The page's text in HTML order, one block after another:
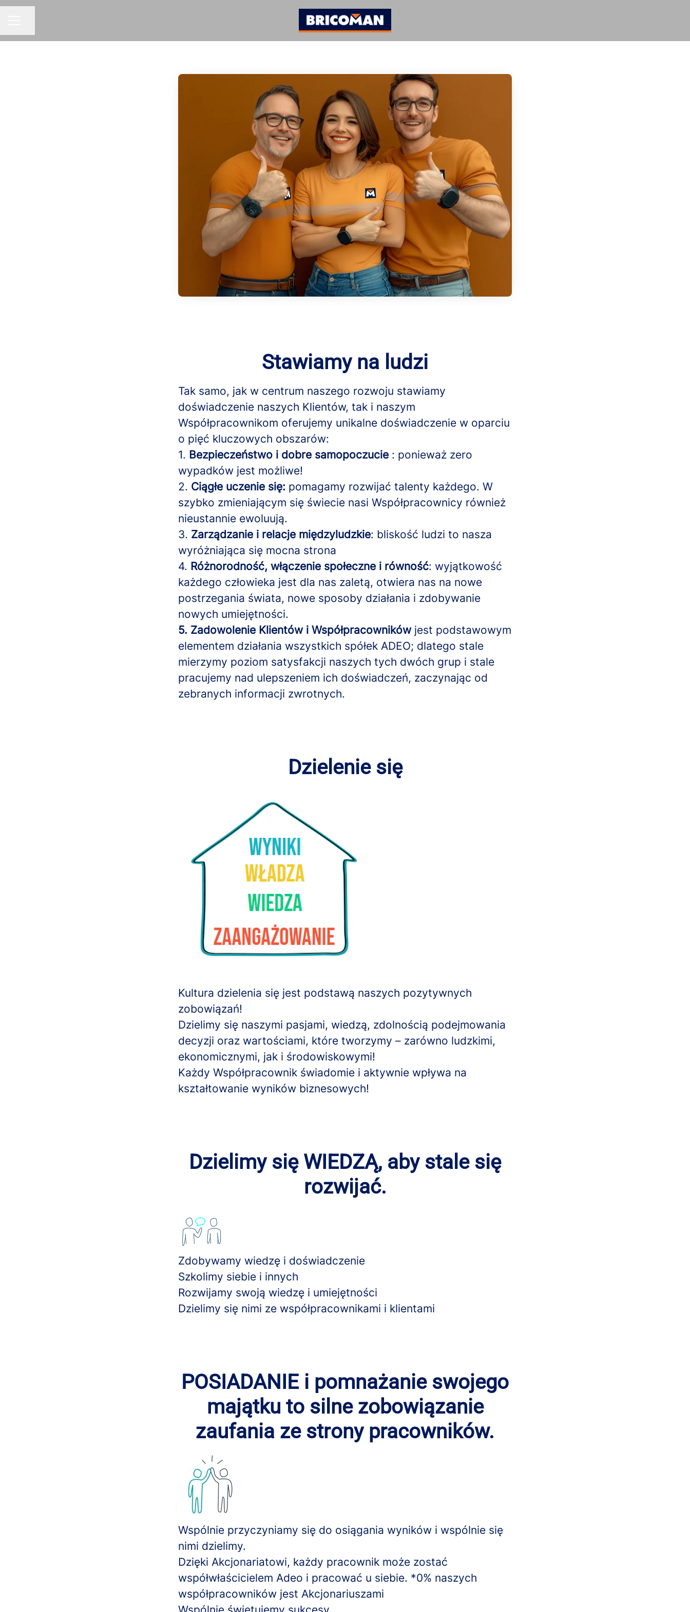
Stawiamy na ludzi
Tak samo, jak w centrum naszego rozwoju stawiamy
doświadczenie naszych Klientów, tak i naszym
Współpracownikom oferujemy unikalne doświadczenie w oparciu
o pięć kluczowych obszarów:
1. Bezpieczeństwo i dobre samopoczucie : ponieważ zero
wypadków jest możliwe!
2. Ciągłe uczenie się: pomagamy rozwijać talenty każdego. W
szybko zmieniającym się świecie nasi Współpracownicy również
nieustannie ewoluują.
3. Zarządzanie i relacje międzyludzkie: bliskość ludzi to nasza
wyróżniająca się mocna strona
4. Różnorodność, włączenie społeczne i równość: wyjątkowość
każdego człowieka jest dla nas zaletą, otwiera nas na nowe
postrzegania świata, nowe sposoby działania i zdobywanie
nowych umiejętności.
5. Zadowolenie Klientów i Współpracownikówjest podstawowym
elementem działania wszystkich spółek ADEO; dlatego stale
mierzymy poziom satysfakcji naszych tych dwóch grup i stale
pracujemy nad ulepszeniem ich doświadczeń, zaczynając od
zebranych informacji zwrotnych.
Dzielenie się
Kultura dzielenia się jest podstawą naszych pozytywnych
zobowiązań!
Dzielimy się naszymi pasjami, wiedzą, zdolnością podejmowania
decyzji oraz wartościami, które tworzymy – zarówno ludzkimi,
ekonomicznymi, jak i środowiskowymi!
Każdy Współpracownik świadomie i aktywnie wpływa na
kształtowanie wyników biznesowych!
Dzielimy się WIEDZĄ, aby stale się
rozwijać.
Zdobywamy wiedzę i doświadczenie
Szkolimy siebie i innych
Rozwijamy swoją wiedzę i umiejętności
Dzielimy się nimi ze współpracownikami i klientami
POSIADANIE i pomnażanie swojego
majątku to silne zobowiązanie
zaufania ze strony pracowników.
Wspólnie przyczyniamy się do osiągania wyników i wspólnie się
nimi dzielimy.
Dzięki Akcjonariatowi, każdy pracownik może zostać
współwłaścicielem Adeo i pracować u siebie. *0% naszych
współpracowników jest Akcjonariuszami